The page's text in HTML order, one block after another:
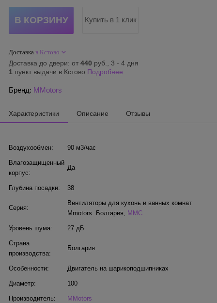
Купить в 1 клик
Доставка в Кстово
Доставка до двери: от 440 руб., 3 - 4 дня
1 пункт выдачи в Кстово Подробнее
Бренд: MMotors
Характеристики Описание Отзывы
Воздухообмен: 90 м3/час
Влагозащищенный
корпус:
Да
Глубина посадки: 38
Серия:
Вентиляторы для кухонь и ванных комнат
Mmotors. Болгария, MMC
Уровень шума: 27 дБ
Страна
производства:
Болгария
Особенности: Двигатель на шарикоподшипниках
Диаметр: 100
Производитель: MMotors